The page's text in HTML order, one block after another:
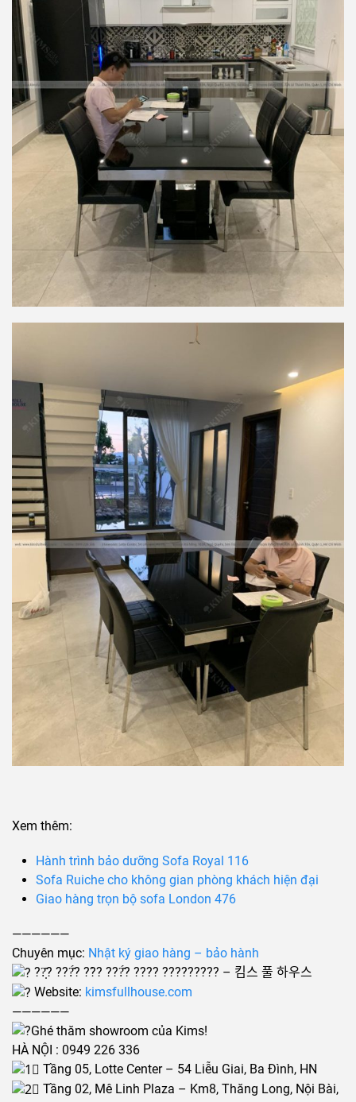
Xem thêm:
Hành trình bảo dưỡng Sofa Royal 116
Sofa Ruiche cho không gian phòng khách hiện đại
Giao hàng trọn bộ sofa London 476
——————
Chuyên mục: Nhật ký giao hàng – bảo hành
??̣̂? ???̂́? ??̀? ???̂́? ???? ????????? – 킴스 풀 하우스
Website: kimsfullhouse.com
——————
Ghé thăm showroom của Kims!
HÀ NỘI : 0949 226 336
Tầng 05, Lotte Center – 54 Liễu Giai, Ba Đình, HN
Tầng 02, Mê Linh Plaza – Km8, Thăng Long, Nội Bài,